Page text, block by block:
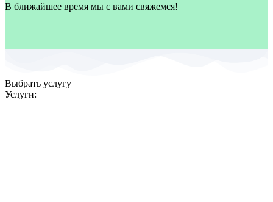
В ближайшее время мы с вами свяжемся!
Выбрать услугу
Услуги: